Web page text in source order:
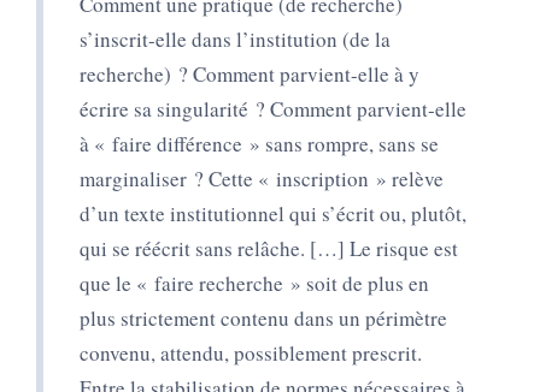
s’inscrit-elle dans l’institution (de la
recherche) ? Comment parvient-elle à y
écrire sa singularité ? Comment parvient-elle
à « faire différence » sans rompre, sans se
marginaliser ? Cette « inscription » relève
d’un texte institutionnel qui s’écrit ou, plutôt,
qui se réécrit sans relâche. […] Le risque est
que le « faire recherche » soit de plus en
plus strictement contenu dans un périmètre
convenu, attendu, possiblement prescrit.